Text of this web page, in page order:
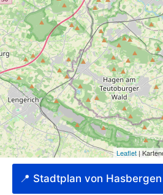
📍 Stadtplan von